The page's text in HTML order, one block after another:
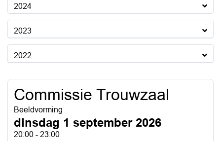
2024
2023
2022
Commissie Trouwzaal
Beeldvorming
dinsdag 1 september 2026
20:00 - 23:00